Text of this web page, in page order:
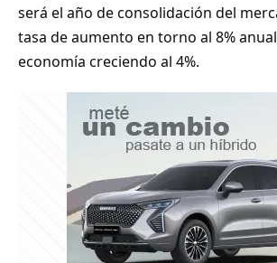
será el año de consolidación del
tasa de aumento en torno al 8%
economía creciendo al 4%.